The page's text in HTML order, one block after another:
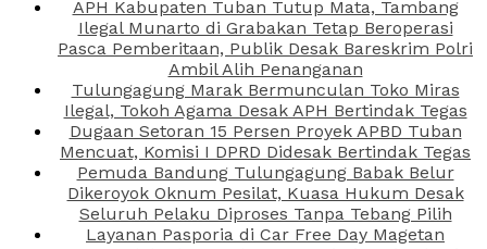
APH Kabupaten Tuban Tutup Mata, Tambang
Ilegal Munarto di Grabakan Tetap Beroperasi
Pasca Pemberitaan, Publik Desak Bareskrim Polri
Ambil Alih Penanganan
Tulungagung Marak Bermunculan Toko Miras
Ilegal, Tokoh Agama Desak APH Bertindak Tegas
Dugaan Setoran 15 Persen Proyek APBD Tuban
Mencuat, Komisi I DPRD Didesak Bertindak Tegas
Pemuda Bandung Tulungagung Babak Belur
Dikeroyok Oknum Pesilat, Kuasa Hukum Desak
Seluruh Pelaku Diproses Tanpa Tebang Pilih
Layanan Pasporia di Car Free Day Magetan